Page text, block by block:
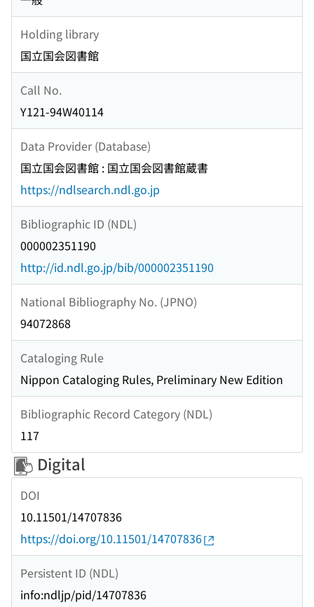
Holding library
国立国会図書館
Call No.
Y121-94W40114
Data Provider (Database)
国立国会図書館 : 国立国会図書館蔵書
https://ndlsearch.ndl.go.jp
Bibliographic ID (NDL)
000002351190
http://id.ndl.go.jp/bib/000002351190
National Bibliography No. (JPNO)
94072868
Cataloging Rule
Nippon Cataloging Rules, Preliminary New Edition
Bibliographic Record Category (NDL)
117
Digital
DOI
10.11501/14707836
https://doi.org/10.11501/14707836
Persistent ID (NDL)
info:ndljp/pid/14707836